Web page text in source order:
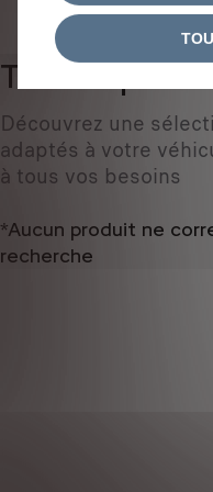
Tous les
Découvrez une
adaptés à votre
à tous vos besoins
*Aucun produit ne
recherche